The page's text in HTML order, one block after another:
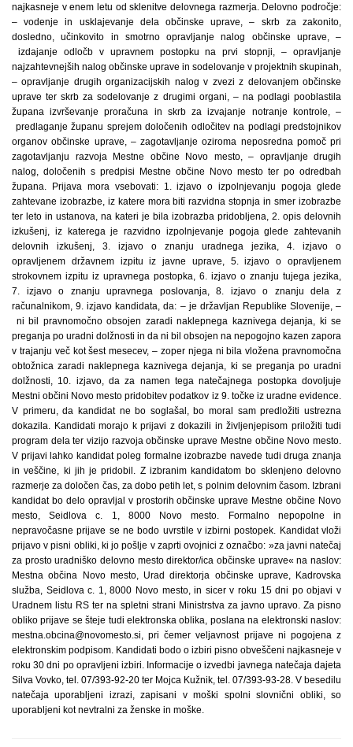
najkasneje v enem letu od sklenitve delovnega razmerja. Delovno področje:
– vodenje in usklajevanje dela občinske uprave, – skrb za zakonito,
dosledno, učinkovito in smotrno opravljanje nalog občinske uprave, –
izdajanje odločb v upravnem postopku na prvi stopnji, – opravljanje
najzahtevnejših nalog občinske uprave in sodelovanje v projektnih skupinah,
– opravljanje drugih organizacijskih nalog v zvezi z delovanjem občinske
uprave ter skrb za sodelovanje z drugimi organi, – na podlagi pooblastila
župana izvrševanje proračuna in skrb za izvajanje notranje kontrole, –
predlaganje županu sprejem določenih odločitev na podlagi predstojnikov
organov občinske uprave, – zagotavljanje oziroma neposredna pomoč pri
zagotavljanju razvoja Mestne občine Novo mesto, – opravljanje drugih
nalog, določenih s predpisi Mestne občine Novo mesto ter po odredbah
župana. Prijava mora vsebovati: 1. izjavo o izpolnjevanju pogoja glede
zahtevane izobrazbe, iz katere mora biti razvidna stopnja in smer izobrazbe
ter leto in ustanova, na kateri je bila izobrazba pridobljena, 2. opis delovnih
izkušenj, iz katerega je razvidno izpolnjevanje pogoja glede zahtevanih
delovnih izkušenj, 3. izjavo o znanju uradnega jezika, 4. izjavo o
opravljenem državnem izpitu iz javne uprave, 5. izjavo o opravljenem
strokovnem izpitu iz upravnega postopka, 6. izjavo o znanju tujega jezika,
7. izjavo o znanju upravnega poslovanja, 8. izjavo o znanju dela z
računalnikom, 9. izjavo kandidata, da: – je državljan Republike Slovenije, –
ni bil pravnomočno obsojen zaradi naklepnega kaznivega dejanja, ki se
preganja po uradni dolžnosti in da ni bil obsojen na nepogojno kazen zapora
v trajanju več kot šest mesecev, – zoper njega ni bila vložena pravnomočna
obtožnica zaradi naklepnega kaznivega dejanja, ki se preganja po uradni
dolžnosti, 10. izjavo, da za namen tega natečajnega postopka dovoljuje
Mestni občini Novo mesto pridobitev podatkov iz 9. točke iz uradne evidence.
V primeru, da kandidat ne bo soglašal, bo moral sam predložiti ustrezna
dokazila. Kandidati morajo k prijavi z dokazili in življenjepisom priložiti tudi
program dela ter vizijo razvoja občinske uprave Mestne občine Novo mesto.
V prijavi lahko kandidat poleg formalne izobrazbe navede tudi druga znanja
in veščine, ki jih je pridobil. Z izbranim kandidatom bo sklenjeno delovno
razmerje za določen čas, za dobo petih let, s polnim delovnim časom. Izbrani
kandidat bo delo opravljal v prostorih občinske uprave Mestne občine Novo
mesto, Seidlova c. 1, 8000 Novo mesto. Formalno nepopolne in
nepravočasne prijave se ne bodo uvrstile v izbirni postopek. Kandidat vloži
prijavo v pisni obliki, ki jo pošlje v zaprti ovojnici z označbo: »za javni natečaj
za prosto uradniško delovno mesto direktor/ica občinske uprave« na naslov:
Mestna občina Novo mesto, Urad direktorja občinske uprave, Kadrovska
služba, Seidlova c. 1, 8000 Novo mesto, in sicer v roku 15 dni po objavi v
Uradnem listu RS ter na spletni strani Ministrstva za javno upravo. Za pisno
obliko prijave se šteje tudi elektronska oblika, poslana na elektronski naslov:
mestna.obcina@novomesto.si, pri čemer veljavnost prijave ni pogojena z
elektronskim podpisom. Kandidati bodo o izbiri pisno obveščeni najkasneje v
roku 30 dni po opravljeni izbiri. Informacije o izvedbi javnega natečaja dajeta
Silva Vovko, tel. 07/393-92-20 ter Mojca Kužnik, tel. 07/393-93-28. V besedilu
natečaja uporabljeni izrazi, zapisani v moški spolni slovnični obliki, so
uporabljeni kot nevtralni za ženske in moške.